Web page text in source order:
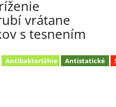
vrátane
s tesnením
Antibakteriálne Antistatické